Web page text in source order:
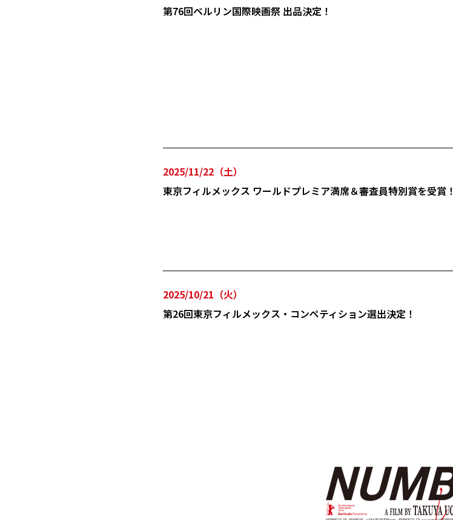
第76回ベルリン国際映画祭 出品決定！
2025/11/22（土）
東京フィルメックス ワールドプレミア満席＆審査員特別賞を受賞！
2025/10/21（火）
第26回東京フィルメックス・コンペティション選出決定！